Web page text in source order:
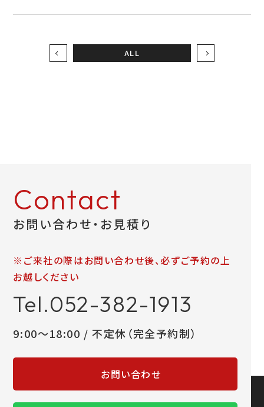
お問い合わせ
ALL
Contact
お問い合わせ・お見積り
※ご来社の際はお問い合わせ後、必ずご予約の上
お越しください
Tel.052-382-1913
9:00～18:00 / 不定休（完全予約制）
お問い合わせ